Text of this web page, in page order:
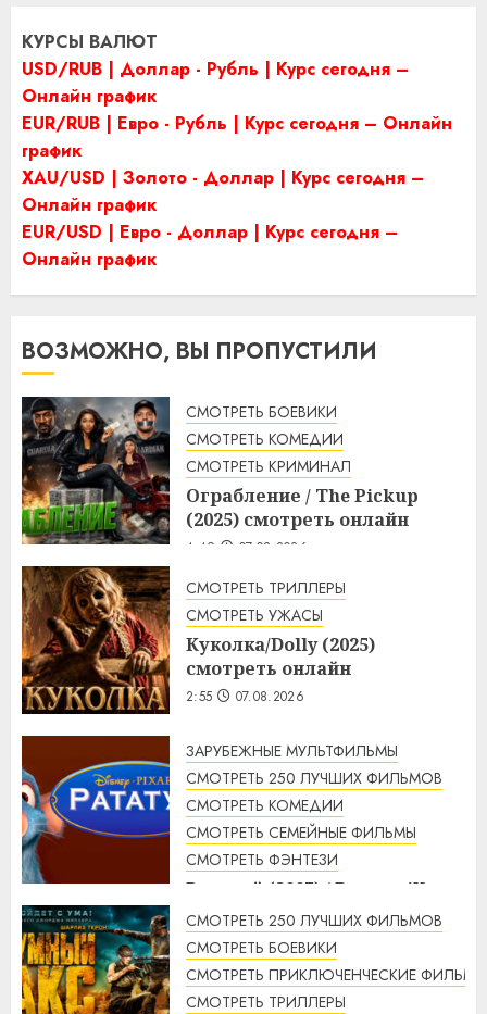
КУРСЫ ВАЛЮТ
USD/RUB | Доллар - Рубль | Курс сегодня –
Онлайн график
EUR/RUB | Евро - Рубль | Курс сегодня – Онлайн
график
XAU/USD | Золото - Доллар | Курс сегодня –
Онлайн график
EUR/USD | Евро - Доллар | Курс сегодня –
Онлайн график
ВОЗМОЖНО, ВЫ ПРОПУСТИЛИ
СМОТРЕТЬ БОЕВИКИ
СМОТРЕТЬ КОМЕДИИ
СМОТРЕТЬ КРИМИНАЛ
Ограбление / The Pickup
(2025) смотреть онлайн
4:49 07.08.2026
СМОТРЕТЬ ТРИЛЛЕРЫ
СМОТРЕТЬ УЖАСЫ
Куколка/Dolly (2025)
смотреть онлайн
2:55 07.08.2026
ЗАРУБЕЖНЫЕ МУЛЬТФИЛЬМЫ
СМОТРЕТЬ 250 ЛУЧШИХ ФИЛЬМОВ
СМОТРЕТЬ КОМЕДИИ
СМОТРЕТЬ СЕМЕЙНЫЕ ФИЛЬМЫ
СМОТРЕТЬ ФЭНТЕЗИ
Рататуй (2007) / Ratatouille
смотреть онлайн
2:32 07.08.2026
СМОТРЕТЬ 250 ЛУЧШИХ ФИЛЬМОВ
СМОТРЕТЬ БОЕВИКИ
СМОТРЕТЬ ПРИКЛЮЧЕНЧЕСКИЕ ФИЛЬМЫ
СМОТРЕТЬ ТРИЛЛЕРЫ